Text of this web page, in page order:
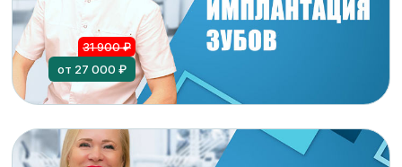
31 900 ₽
от 27 000 ₽